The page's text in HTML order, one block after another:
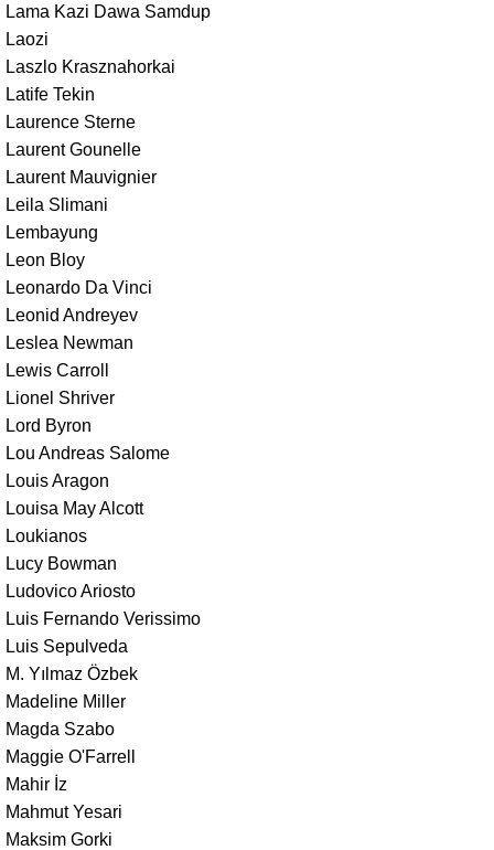
Lama Kazi Dawa Samdup
Laozi
Laszlo Krasznahorkai
Latife Tekin
Laurence Sterne
Laurent Gounelle
Laurent Mauvignier
Leila Slimani
Lembayung
Leon Bloy
Leonardo Da Vinci
Leonid Andreyev
Leslea Newman
Lewis Carroll
Lionel Shriver
Lord Byron
Lou Andreas Salome
Louis Aragon
Louisa May Alcott
Loukianos
Lucy Bowman
Ludovico Ariosto
Luis Fernando Verissimo
Luis Sepulveda
M. Yılmaz Özbek
Madeline Miller
Magda Szabo
Maggie O'Farrell
Mahir İz
Mahmut Yesari
Maksim Gorki